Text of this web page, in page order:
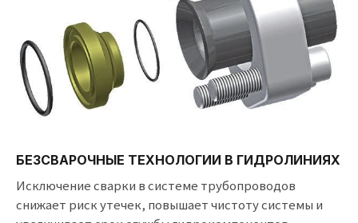
БЕЗСВАРОЧНЫЕ ТЕХНОЛОГИИ В ГИДРОЛИНИЯХ
Исключение сварки в системе трубопроводов
снижает риск утечек, повышает чистоту системы и